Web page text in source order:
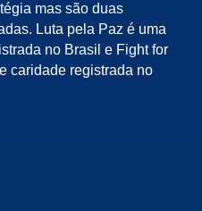
mas são duas
Luta pela Paz é uma
no Brasil e Fight for
caridade registrada no